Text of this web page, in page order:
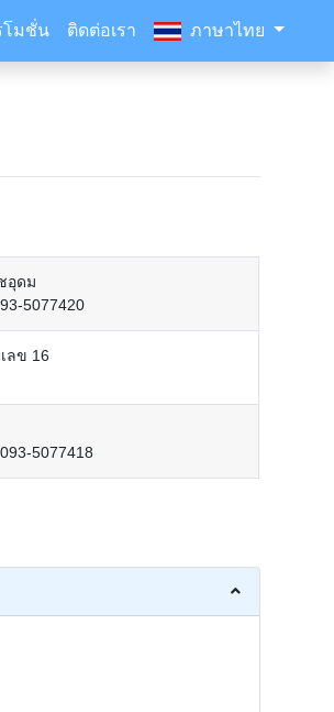
โมชั่น ติดต่อเรา ภาษาไทย
อุดม
5077420
ลข 16
5077418